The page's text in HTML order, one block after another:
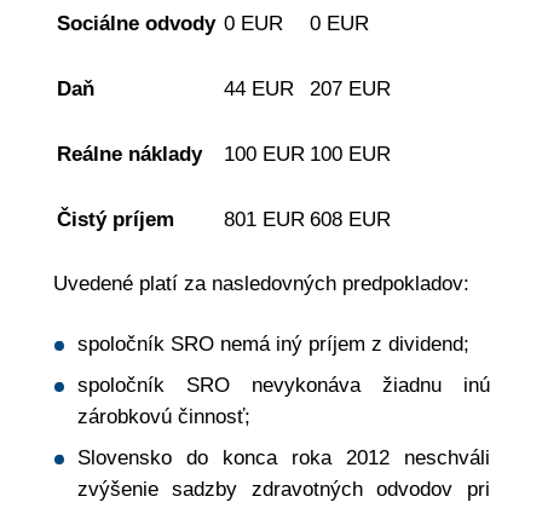
Sociálne odvody 0 EUR 0 EUR
Daň 44 EUR 207 EUR
Reálne náklady 100 EUR 100 EUR
Čistý príjem 801 EUR 608 EUR
Uvedené platí za nasledovných predpokladov:
spoločník SRO nemá iný príjem z dividend;
spoločník SRO nevykonáva žiadnu inú
zárobkovú činnosť;
Slovensko do konca roka 2012 neschváli
zvýšenie sadzby zdravotných odvodov pri